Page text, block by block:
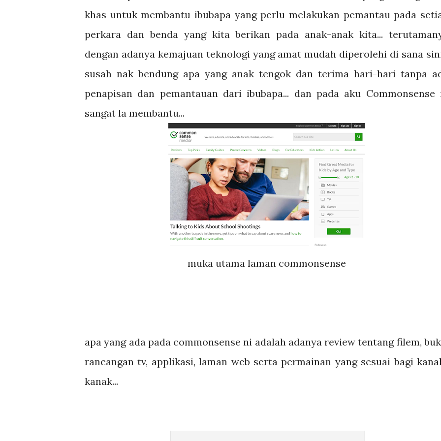
khas untuk membantu ibubapa yang perlu melakukan pemantau pada
perkara dan benda yang kita berikan pada anak-anak kita...
dengan adanya kemajuan teknologi yang amat mudah diperolehi di sana
susah nak bendung apa yang anak tengok dan terima hari-hari tanpa
penapisan dan pemantauan dari ibubapa... dan pada aku Commonsense
sangat la membantu...
muka utama laman commonsense
apa yang ada pada commonsense ni adalah adanya review tentang filem,
rancangan tv, applikasi, laman web serta permainan yang sesuai bagi
kanak...